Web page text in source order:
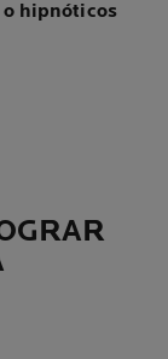
hipnóticos